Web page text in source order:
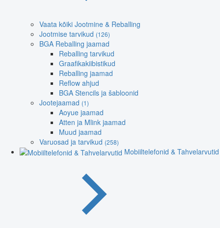
Vaata kõiki Jootmine & Reballing
Jootmise tarvikud (126)
BGA Reballing jaamad
Reballing tarvikud
Graafikakiibistikud
Reballing jaamad
Reflow ahjud
BGA Stencils ja šabloonid
Jootejaamad (1)
Aoyue jaamad
Atten ja Mlink jaamad
Muud jaamad
Varuosad ja tarvikud (258)
Mobiiltelefonid & Tahvelarvutid